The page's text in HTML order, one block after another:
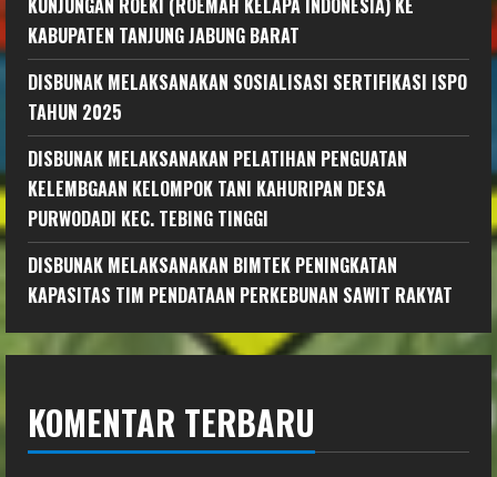
KUNJUNGAN ROEKI (ROEMAH KELAPA INDONESIA) KE
KABUPATEN TANJUNG JABUNG BARAT
DISBUNAK MELAKSANAKAN SOSIALISASI SERTIFIKASI ISPO
TAHUN 2025
DISBUNAK MELAKSANAKAN PELATIHAN PENGUATAN
KELEMBGAAN KELOMPOK TANI KAHURIPAN DESA
PURWODADI KEC. TEBING TINGGI
DISBUNAK MELAKSANAKAN BIMTEK PENINGKATAN
KAPASITAS TIM PENDATAAN PERKEBUNAN SAWIT RAKYAT
KOMENTAR TERBARU